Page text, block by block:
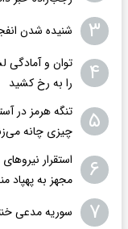
۳ شنیده شدن
۴
را به رخ کشید
۵
تنگه هرمز در
چیزی چانه
۶
استقرار
مجهز به پهپاد
۷ سوریه مدعی